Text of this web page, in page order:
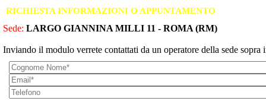
RICHIESTA INFORMAZIONI O APPUNTAMENTO
Sede: LARGO GIANNINA MILLI 11 - ROMA (RM)
Inviando il modulo verrete contattati da un operatore della sede sopra